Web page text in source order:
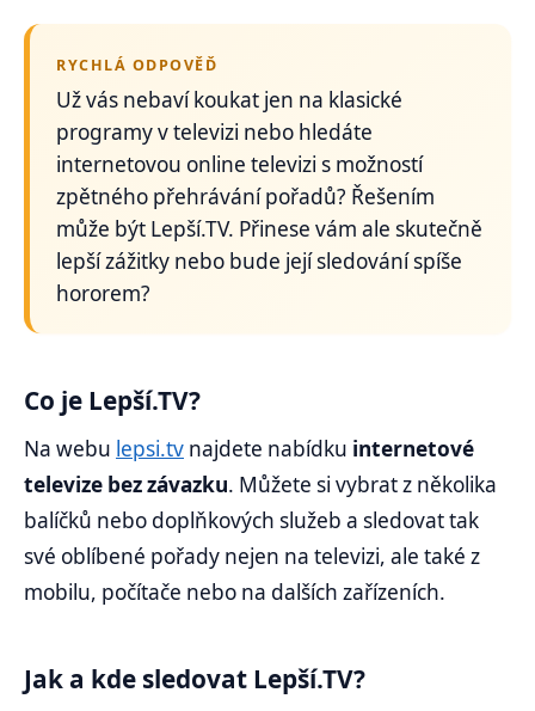
RYCHLÁ ODPOVĚĎ
Už vás nebaví koukat jen na klasické
programy v televizi nebo hledáte
internetovou online televizi s možností
zpětného přehrávání pořadů? Řešením
může být Lepší.TV. Přinese vám ale skutečně
lepší zážitky nebo bude její sledování spíše
hororem?
Co je Lepší.TV?
Na webu lepsi.tv najdete nabídku internetové
televize bez závazku. Můžete si vybrat z několika
balíčků nebo doplňkových služeb a sledovat tak
své oblíbené pořady nejen na televizi, ale také z
mobilu, počítače nebo na dalších zařízeních.
Jak a kde sledovat Lepší.TV?